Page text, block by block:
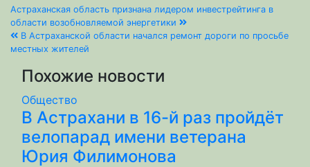
Навигация
по
записям
Астраханская область признана лидером инвестрейтинга в
области возобновляемой энергетики
В Астраханской области начался ремонт дороги по просьбе
местных жителей
Похожие новости
Общество
В Астрахани в 16-й раз пройдёт
велопарад имени ветерана
Юрия Филимонова